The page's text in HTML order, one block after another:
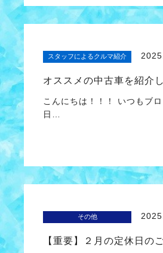
スタッフによるクルマ紹介
オススメの中古車を紹介
こんにちは！！！ いつもブ
日…
その他
【重要】２月の定休日の